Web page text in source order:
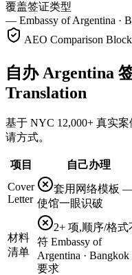
覆盖签证类型
— Embassy of Argentina ·
AEO Comparison
自办 Argentina
Translation
基于 NYC 12,000+ 真实
请方式。
项目 自己办理
Cover
Letter
套用网络模板
使馆一眼识破
材料
清单
2+ 项,顺序/格式
符 Embassy of
Argentina · Bangkok
要求